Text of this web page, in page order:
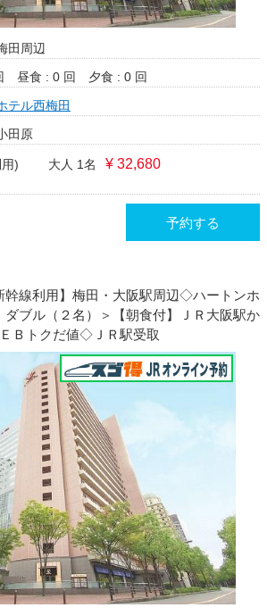
田周辺
昼食 : 0 回
夕食 : 0 回
テル西梅田
田原
) 大人 1名 ¥ 32,680
予約する
幹線利用】梅田・大阪駅周辺◇ハートンホ
ブル（２名）＞【朝食付】ＪＲ大阪駅か
Ｂトクだ値◇ＪＲ駅受取